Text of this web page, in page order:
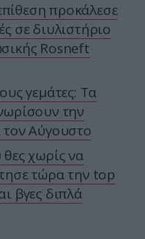
προκάλεσε
σε διυλιστήριο
Rosneft
γεμάτες: Τα
την
τον Αύγουστο
χωρίς να
τώρα την top
βγες διπλά